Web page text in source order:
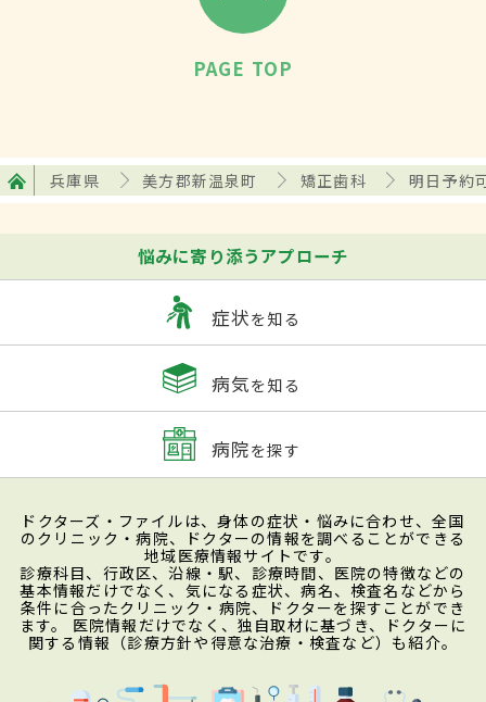
PAGE TOP
兵庫県 美方郡新温泉町 矯正歯科 明日予約
悩みに寄り添うアプローチ
症状を知る
病気を知る
病院を探す
ドクターズ・ファイルは、身体の症状・悩みに合わせ、全国
のクリニック・病院、ドクターの情報を調べることができる
地域医療情報サイトです。
診療科目、行政区、沿線・駅、診療時間、医院の特徴などの
基本情報だけでなく、気になる症状、病名、検査名などから
条件に合ったクリニック・病院、ドクターを探すことができ
ます。 医院情報だけでなく、独自取材に基づき、ドクターに
関する情報（診療方針や得意な治療・検査など）も紹介。